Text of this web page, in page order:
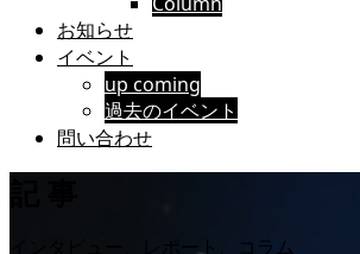
お知らせ
イベント
up coming
過去のイベント
問い合わせ
インタビュー、レポート、コラム